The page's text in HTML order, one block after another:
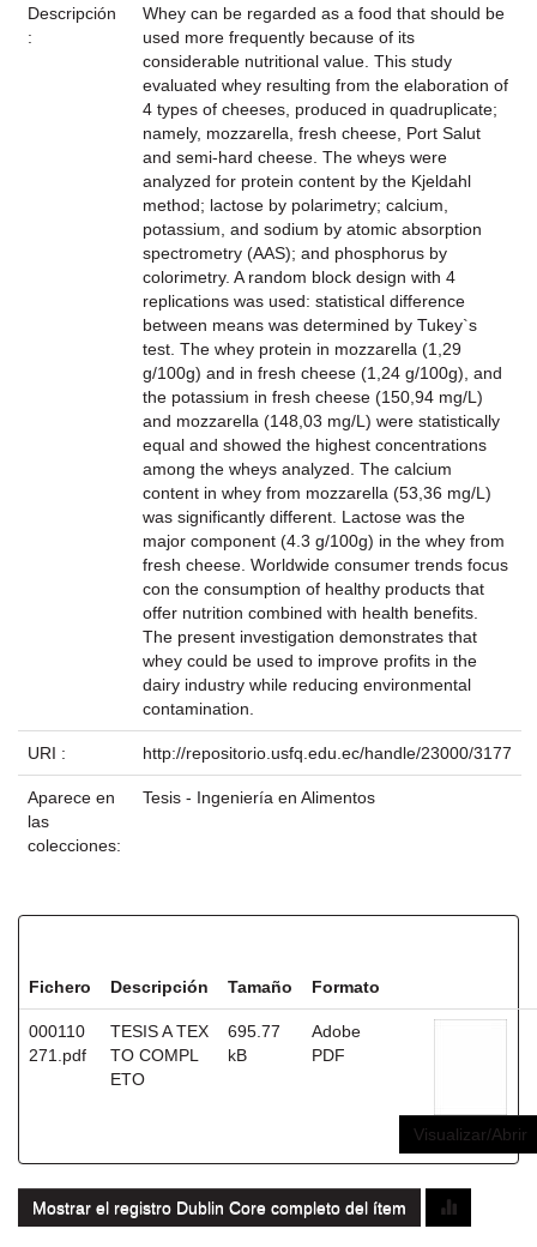
Descripción
:
Whey can be regarded as a food that should be
used more frequently because of its
considerable nutritional value. This study
evaluated whey resulting from the elaboration of
4 types of cheeses, produced in quadruplicate;
namely, mozzarella, fresh cheese, Port Salut
and semi-hard cheese. The wheys were
analyzed for protein content by the Kjeldahl
method; lactose by polarimetry; calcium,
potassium, and sodium by atomic absorption
spectrometry (AAS); and phosphorus by
colorimetry. A random block design with 4
replications was used: statistical difference
between means was determined by Tukey`s
test. The whey protein in mozzarella (1,29
g/100g) and in fresh cheese (1,24 g/100g), and
the potassium in fresh cheese (150,94 mg/L)
and mozzarella (148,03 mg/L) were statistically
equal and showed the highest concentrations
among the wheys analyzed. The calcium
content in whey from mozzarella (53,36 mg/L)
was significantly different. Lactose was the
major component (4.3 g/100g) in the whey from
fresh cheese. Worldwide consumer trends focus
con the consumption of healthy products that
offer nutrition combined with health benefits.
The present investigation demonstrates that
whey could be used to improve profits in the
dairy industry while reducing environmental
contamination.
URI : http://repositorio.usfq.edu.ec/handle/23000/3177
Aparece en
las
colecciones:
Tesis - Ingeniería en Alimentos
Fichero Descripción Tamaño Formato
000110
271.pdf
TESIS A TEX
TO COMPL
ETO
695.77
kB
Adobe
PDF
Visualizar/Abrir
Mostrar el registro Dublin Core completo del ítem